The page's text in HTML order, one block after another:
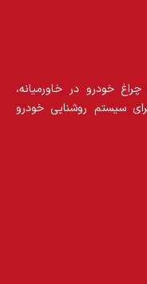
خودرو در خاورمیانه،
سیستم روشنایی خودرو